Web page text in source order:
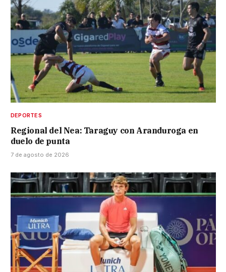
DEPORTES
Regional del Nea: Taraguy con Aranduroga en
duelo de punta
7 de agosto de 2026